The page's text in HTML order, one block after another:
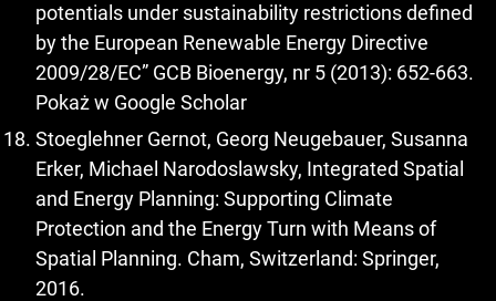
potentials under sustainability restrictions defined
by the European Renewable Energy Directive
2009/28/EC” GCB Bioenergy, nr 5 (2013): 652-663.
Pokaż w Google Scholar
Stoeglehner Gernot, Georg Neugebauer, Susanna
Erker, Michael Narodoslawsky, Integrated Spatial
and Energy Planning: Supporting Climate
Protection and the Energy Turn with Means of
Spatial Planning. Cham, Switzerland: Springer,
2016.